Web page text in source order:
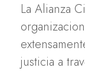
La Alianza
justicia a